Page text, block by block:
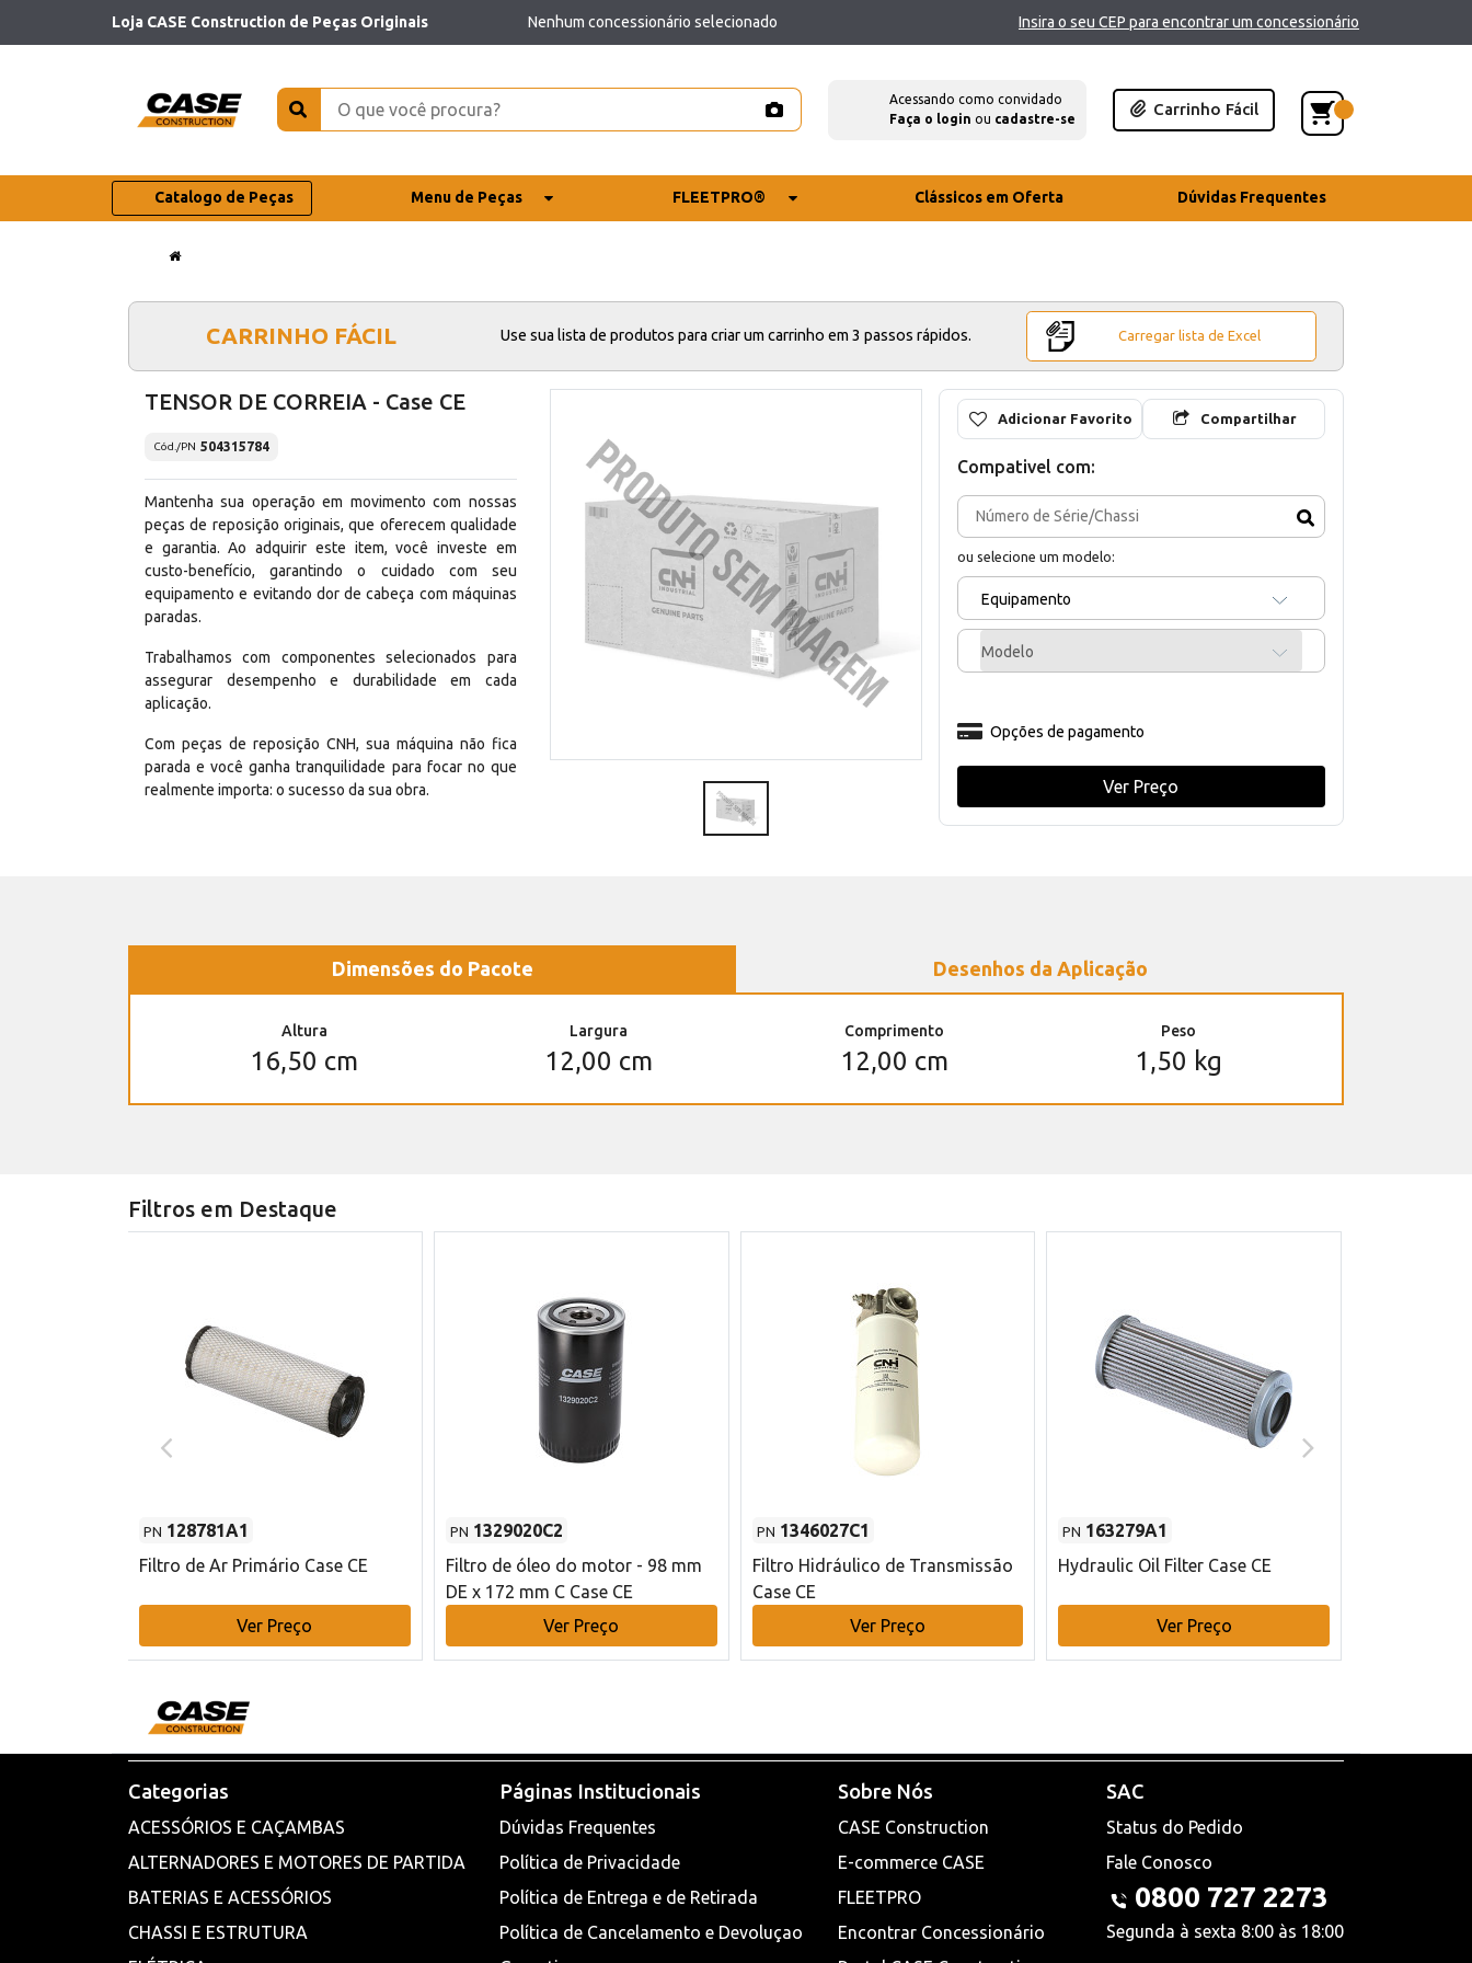
Loja CASE Construction de Peças Originais Nenhum concessionário selecionado Insira o seu CEP para encontrar um concessionário
Acessando como convidado
Faça o login ou cadastre-se
Carrinho Fácil
Catalogo de Peças Menu de Peças FLEETPRO® Clássicos em Oferta Dúvidas Frequentes
CARRINHO FÁCIL Use sua lista de produtos para criar um carrinho em 3 passos rápidos. Carregar lista de Excel
TENSOR DE CORREIA - Case CE
Cód./PN 504315784
Mantenha sua operação em movimento com nossas
peças de reposição originais, que oferecem qualidade
e garantia. Ao adquirir este item, você investe em
custo-benefício, garantindo o cuidado com seu
equipamento e evitando dor de cabeça com máquinas
paradas.
Trabalhamos com componentes selecionados para
assegurar desempenho e durabilidade em cada
aplicação.
Com peças de reposição CNH, sua máquina não fica
parada e você ganha tranquilidade para focar no que
realmente importa: o sucesso da sua obra.
Adicionar Favorito Compartilhar
Compativel com:
ou selecione um modelo:
Equipamento
Modelo
Opções de pagamento
Ver Preço
Dimensões do Pacote Desenhos da Aplicação
Altura
16,50 cm
Largura
12,00 cm
Comprimento
12,00 cm
Peso
1,50 kg
Filtros em Destaque
PN 128781A1
Filtro de Ar Primário Case CE
Ver Preço
PN 1329020C2
Filtro de óleo do motor - 98 mm
DE x 172 mm C Case CE
Ver Preço
PN 1346027C1
Filtro Hidráulico de Transmissão
Case CE
Ver Preço
PN 163279A1
Hydraulic Oil Filter Case CE
Ver Preço
Categorias
ACESSÓRIOS E CAÇAMBAS
ALTERNADORES E MOTORES DE PARTIDA
BATERIAS E ACESSÓRIOS
CHASSI E ESTRUTURA
Páginas Institucionais
Dúvidas Frequentes
Política de Privacidade
Política de Entrega e de Retirada
Política de Cancelamento e Devoluçao
Sobre Nós
CASE Construction
E-commerce CASE
FLEETPRO
Encontrar Concessionário
SAC
Status do Pedido
Fale Conosco
0800 727 2273
Segunda à sexta 8:00 às 18:00